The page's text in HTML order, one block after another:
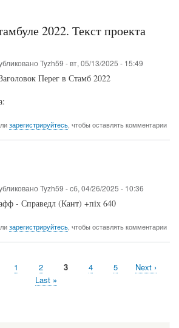
2022. Текст проекта
Tyzh59 -вт, 05/13/2025 - 15:49
зарегистрируйтесь, чтобы оставлять комментарии
Tyzh59 -сб, 04/26/2025 - 10:36
зарегистрируйтесь, чтобы оставлять комментарии
Страница
1 Страница
2
Текущая
3 Страница
4 Страница
5
Next ›
Последняя
Last »